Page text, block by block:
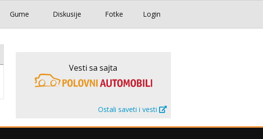
Login
Gume Diskusije Fotke
Vesti sa sajta
Ostali saveti i vesti